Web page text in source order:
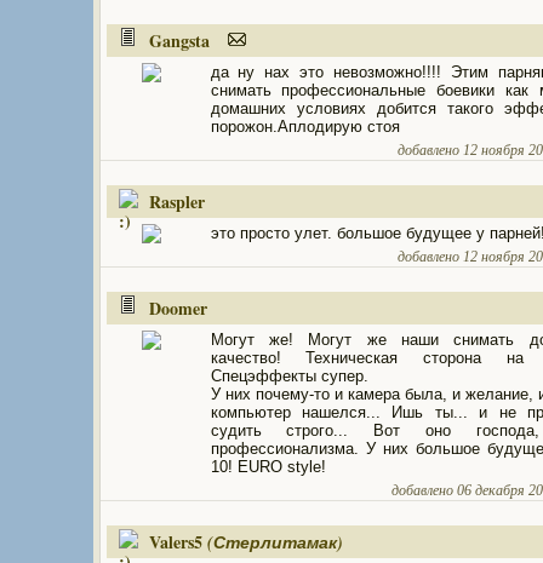
Gangsta
да ну нах это невозможно!!!! Этим
снимать профессиональные боевики как
домашних условиях добится такого
порожон.Аплодирую стоя
добавлено 12 ноября
Raspler
это просто улет. большое будущее у
добавлено 12 ноября
Doomer
Могут же! Могут же наши снимать
качество! Техническая сторона на
Спецэффекты супер.
У них почему-то и камера была, и желание,
компьютер нашелся... Ишь ты... и не
судить строго... Вот оно
профессионализма. У них большое
10! EURO style!
добавлено 06 декабря
Valers5 (Стерлитамак)